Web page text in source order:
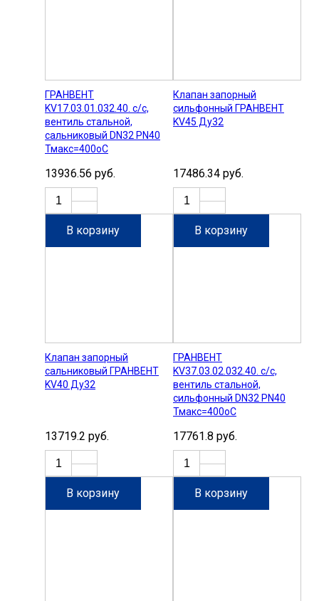
ГРАНВЕНТ
KV17.03.01.032.40. с/с,
вентиль стальной,
сальниковый DN32 РN40
Тмакс=400оС
13936.56 руб.
В корзину
Клапан запорный
сильфонный ГРАНВЕНТ
KV45 Ду32
17486.34 руб.
В корзину
Клапан запорный
сальниковый ГРАНВЕНТ
KV40 Ду32
13719.2 руб.
В корзину
ГРАНВЕНТ
KV37.03.02.032.40. с/с,
вентиль стальной,
сильфонный DN32 РN40
Тмакс=400оС
17761.8 руб.
В корзину